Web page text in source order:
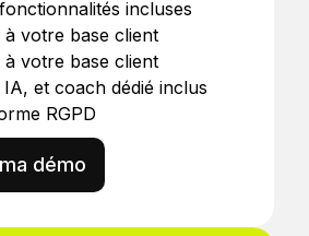
incluses
à votre base client
à votre base client
IA, et coach dédié inclus
RGPD
démo